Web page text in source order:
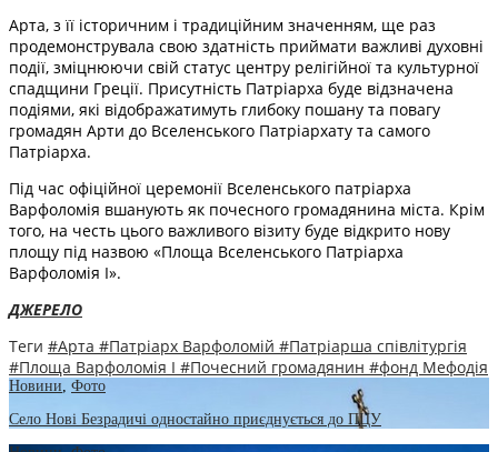
Арта, з її історичним і традиційним значенням, ще раз
продемонструвала свою здатність приймати важливі духовні
події, зміцнюючи свій статус центру релігійної та культурної
спадщини Греції. Присутність Патріарха буде відзначена
подіями, які відображатимуть глибоку пошану та повагу
громадян Арти до Вселенського Патріархату та самого
Патріарха.
Під час офіційної церемонії Вселенського патріарха
Варфоломія вшанують як почесного громадянина міста. Крім
того, на честь цього важливого візиту буде відкрито нову
площу під назвою «Площа Вселенського Патріарха
Варфоломія І».
ДЖЕРЕЛО
Теги #Арта #Патріарх Варфоломій #Патріарша співлітургія
#Площа Варфоломія І #Почесний громадянин #фонд Мефодія
Новини Фото
Село Нові Безрадичі одностайно приєднується до ПЦУ